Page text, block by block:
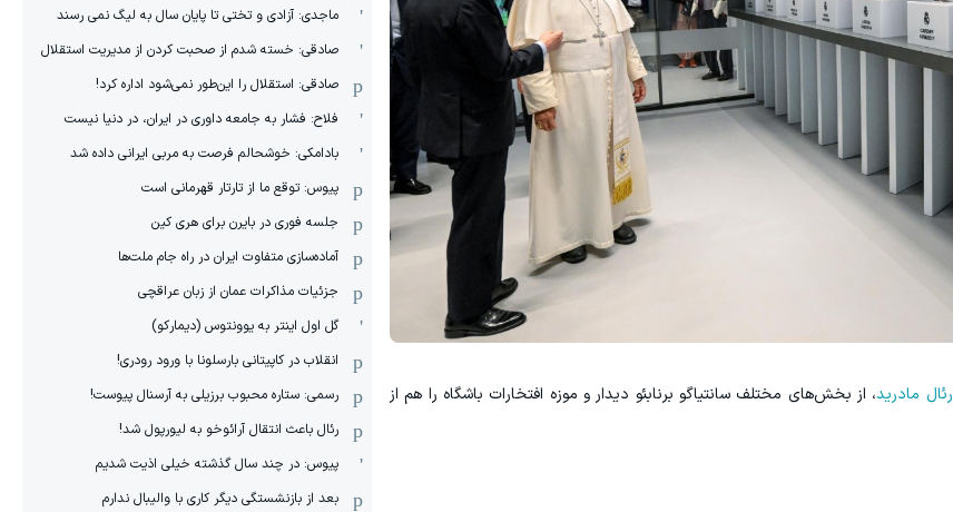
رئال مادرید، از بخش‌های مختلف سانتیاگو برنابئو دیدار و موزه افتخارات باشگاه را هم از
ماجدی: آزادی و تختی تا پایان سال به لیگ نمی رسند
صادقی: خسته شدم از صحبت کردن از مدیریت استقلال
صادقی: استقلال را این‌طور نمی‌شود اداره کرد!
فلاح: فشار به جامعه داوری در ایران، در دنیا نیست
بادامکی: خوشحالم فرصت به مربی ایرانی داده شد
پیوس: توقع ما از تارتار قهرمانی است
جلسه فوری در بایرن برای هری کین
آماده‌سازی متفاوت ایران در راه جام ملت‌ها
جزئیات مذاکرات عمان از زبان عراقچی
گل اول اینتر به یوونتوس (دیمارکو)
انقلاب در کاپیتانی بارسلونا با ورود رودری!
رسمی: ستاره محبوب برزیلی به آرسنال پیوست!
رئال باعث انتقال آرائوخو به لیورپول شد!
پیوس: در چند سال گذشته خیلی اذیت شدیم
بعد از بازنشستگی دیگر کاری با والیبال ندارم